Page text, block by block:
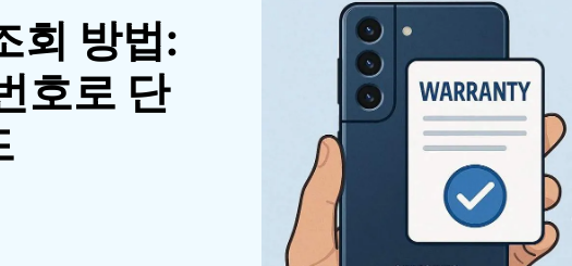
램
그램
도큐먼트 클라우드
클라우드 기반 파일 관리
PDFelement Online
무료 온라인 PDF 도구
무료 올인원 온라인 PDF 도구
Repairit
손상된
Dr.Fone
모바일
자녀 보
모든 제품 알아보기
Filmora
UniConverter
DemoCreator
화면 잠금 해제
iOS 잠금 해제 Android 잠금 해제 FRP 잠금 우회
비밀번호 관리
iOS 비밀번호 관리
데이터 지우기
Dr.Fone Android용
삭제되었거나 손실된 Android 데이
터 복구
Dr.Fone 온라인 잠금 해제
온라인 삼성 FRP 잠금 우회
Dr.Fone Air
온라인 화면 미러링 및 파일
엄선된 주제, 꼭 알아야 할 기능, 기간 한정 혜택 등을 제공합니다.
iOS 수정용
iOS 26 업데이트 가이드
Android 수정용
삼성 화면 잠금 해제
FRP 잠금 우회
Android 루팅 도구
Android 네트워크 잠금 해
Android 검은 화면 수정
사용자 가이드 & FAQ
Dr.Fone의 모든 기능을 단계별로 안내합니다.
간단한 영상으로 Dr.Fone 사용법을 확인하세요.
시스템 요구 사항 및 지원 기기 정보를 확인하세요.
회 방법:
호로 단